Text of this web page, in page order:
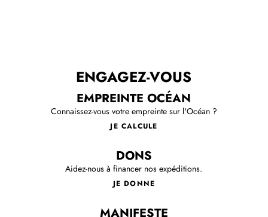
ENGAGEZ-VOUS
EMPREINTE OCÉAN
Connaissez-vous votre empreinte sur l'Océan ?
JE CALCULE
DONS
Aidez-nous à financer nos expéditions.
JE DONNE
MANIFESTE